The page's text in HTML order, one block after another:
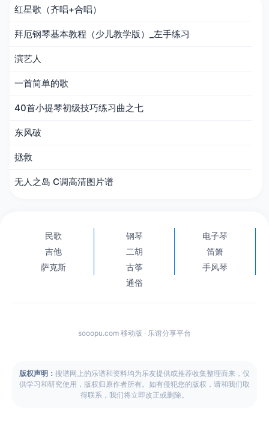
红星歌（齐唱+合唱）
拜厄钢琴基本教程（少儿教学版）_左手练习
演艺人
一首简单的歌
40首小提琴初级技巧练习曲之七
东风破
拯救
无人之岛 C调高清图片谱
民歌 钢琴
电子琴
吉他
二胡
笛箫
萨克斯
古筝
手风琴
通俗
sooopu.com 移动版 · 乐谱分享平台
版权声明： 搜谱网上的乐谱和资料均为乐友提供或推荐收集整理而来，仅
供学习和研究使用，版权归原作者所有。如有侵犯您的版权，请和我们取
得联系，我们将立即改正或删除。